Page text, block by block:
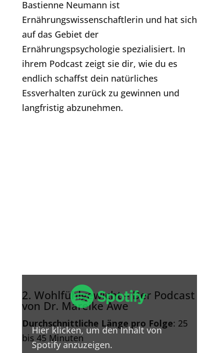
Bastienne Neumann ist
Ernährungswissenschaftlerin und hat sich
auf das Gebiet der
Ernährungspsychologie spezialisiert. In
ihrem Podcast zeigt sie dir, wie du es
endlich schaffst dein natürliches
Essverhalten zurück zu gewinnen und
langfristig abzunehmen.
Spotify
anzeigen
Hier klicken, um den Inhalt von
Spotify anzuzeigen.
2. Wohlfühlgewicht – Der Podcast
von Dr. Mareike Awe
Durchschnittliche Länge pro Folge: 25
bis 45 Minuten